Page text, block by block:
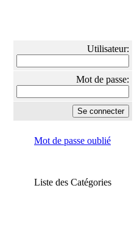
Utilisateur:
Mot de passe:
Mot de passe oublié
Liste des Catégories